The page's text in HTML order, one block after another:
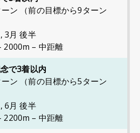
ン （前の目標から9ターン
, 3月 後半
2000m – 中距離
で3着以内
ン （前の目標から5ターン
, 6月 後半
2200m – 中距離